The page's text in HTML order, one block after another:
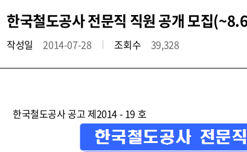
한국철도공사 전문직 직원 공개 모집
작성일 2014-07-28 조회수 39,328
한국철도공사 공고 제2014 - 19 호